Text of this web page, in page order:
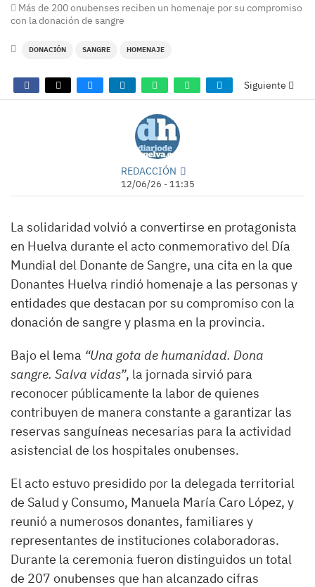
Más de 200 onubenses reciben un homenaje por su compromiso
con la donación de sangre
DONACIÓN SANGRE HOMENAJE
Siguiente
REDACCIÓN
12/06/26 - 11:35
La solidaridad volvió a convertirse en protagonista
en Huelva durante el acto conmemorativo del Día
Mundial del Donante de Sangre, una cita en la que
Donantes Huelva rindió homenaje a las personas y
entidades que destacan por su compromiso con la
donación de sangre y plasma en la provincia.
Bajo el lema “Una gota de humanidad. Dona
sangre. Salva vidas”, la jornada sirvió para
reconocer públicamente la labor de quienes
contribuyen de manera constante a garantizar las
reservas sanguíneas necesarias para la actividad
asistencial de los hospitales onubenses.
El acto estuvo presidido por la delegada territorial
de Salud y Consumo, Manuela María Caro López, y
reunió a numerosos donantes, familiares y
representantes de instituciones colaboradoras.
Durante la ceremonia fueron distinguidos un total
de 207 onubenses que han alcanzado cifras